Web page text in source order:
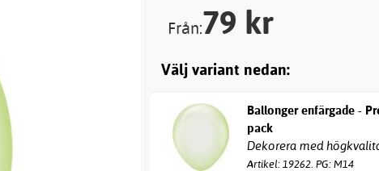
Från:79 kr
Välj variant nedan:
Ballonger enfärgade -
pack
Dekorera med
Artikel: 19262. PG: M14